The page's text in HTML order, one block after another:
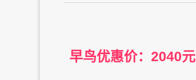
早鸟优惠价：2040元